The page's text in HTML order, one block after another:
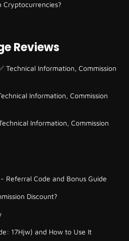
Cryptocurrencies?
Reviews
Technical Information, Commission
Information, Commission
Information, Commission
Referral Code and Bonus Guide
Discount?
17Hjw) and How to Use It